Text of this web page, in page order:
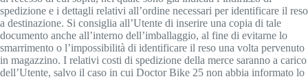
spedizione e i dettagli relativi all’ordine necessari per identificare il reso
a destinazione. Si consiglia all’Utente di inserire una copia di tale
documento anche all’interno dell’imballaggio, al fine di evitarne lo
smarrimento o l’impossibilità di identificare il reso una volta pervenuto
in magazzino. I relativi costi di spedizione della merce saranno a carico
dell’Utente, salvo il caso in cui Doctor Bike 25 non abbia informato lo